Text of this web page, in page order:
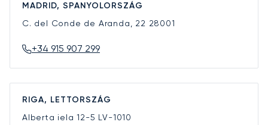
MADRID, SPANYOLORSZÁG
C. del Conde de Aranda, 22 28001
+34 915 907 299
RIGA, LETTORSZÁG
Alberta iela 12-5 LV-1010